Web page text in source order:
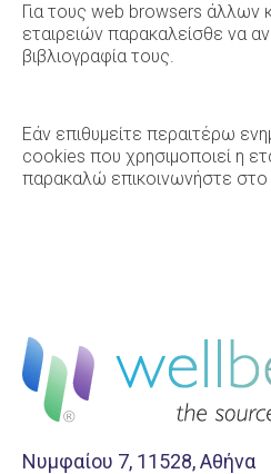
Για τους web browsers άλλων
εταιρειών παρακαλείσθε να
βιβλιογραφία τους.
Εάν επιθυμείτε περαιτέρω
cookies που χρησιμοποιεί η
παρακαλώ επικοινωνήστε στο
Νυμφαίου 7, 11528, Αθήνα